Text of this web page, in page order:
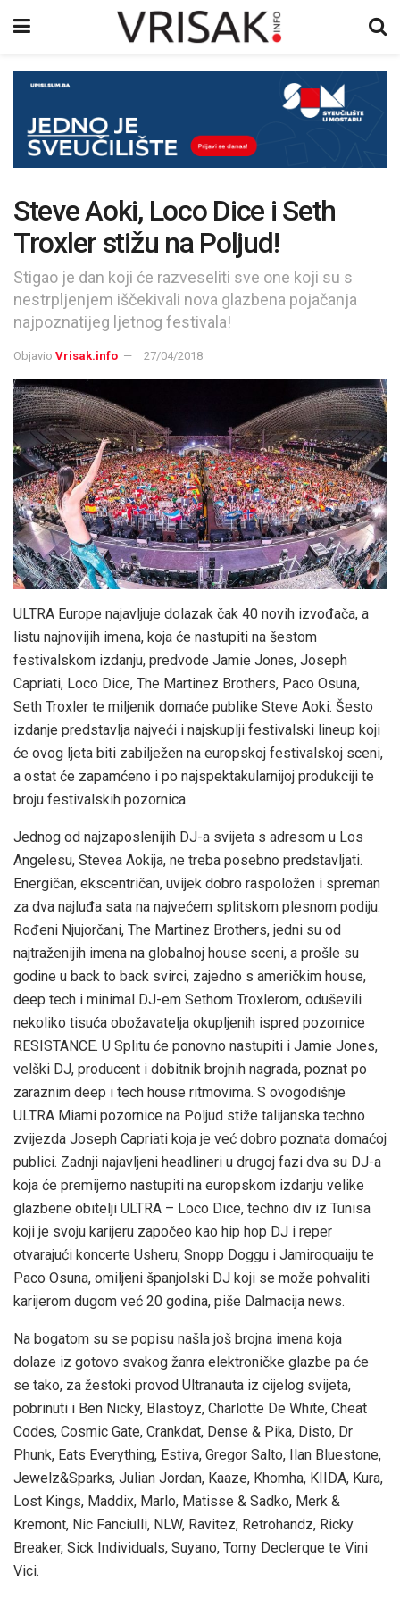
Steve Aoki, Loco Dice i Seth
Troxler stižu na Poljud!
Stigao je dan koji će razveseliti sve one koji su s
nestrpljenjem iščekivali nova glazbena pojačanja
najpoznatijeg ljetnog festivala!
Objavio Vrisak.info 27/04/2018
ULTRA Europe najavljuje dolazak čak 40 novih izvođača, a
listu najnovijih imena, koja će nastupiti na šestom
festivalskom izdanju, predvode Jamie Jones, Joseph
Capriati, Loco Dice, The Martinez Brothers, Paco Osuna,
Seth Troxler te miljenik domaće publike Steve Aoki. Šesto
izdanje predstavlja najveći i najskuplji festivalski lineup koji
će ovog ljeta biti zabilježen na europskoj festivalskoj sceni,
a ostat će zapamćeno i po najspektakularnijoj produkciji te
broju festivalskih pozornica.
Jednog od najzaposlenijih DJ-a svijeta s adresom u Los
Angelesu, Stevea Aokija, ne treba posebno predstavljati.
Energičan, ekscentričan, uvijek dobro raspoložen i spreman
za dva najluđa sata na najvećem splitskom plesnom podiju.
Rođeni Njujorčani, The Martinez Brothers, jedni su od
najtraženijih imena na globalnoj house sceni, a prošle su
godine u back to back svirci, zajedno s američkim house,
deep tech i minimal DJ-em Sethom Troxlerom, oduševili
nekoliko tisuća obožavatelja okupljenih ispred pozornice
RESISTANCE. U Splitu će ponovno nastupiti i Jamie Jones,
velški DJ, producent i dobitnik brojnih nagrada, poznat po
zaraznim deep i tech house ritmovima. S ovogodišnje
ULTRA Miami pozornice na Poljud stiže talijanska techno
zvijezda Joseph Capriati koja je već dobro poznata domaćoj
publici. Zadnji najavljeni headlineri u drugoj fazi dva su DJ-a
koja će premijerno nastupiti na europskom izdanju velike
glazbene obitelji ULTRA – Loco Dice, techno div iz Tunisa
koji je svoju karijeru započeo kao hip hop DJ i reper
otvarajući koncerte Usheru, Snopp Doggu i Jamiroquaiju te
Paco Osuna, omiljeni španjolski DJ koji se može pohvaliti
karijerom dugom već 20 godina, piše Dalmacija news.
Na bogatom su se popisu našla još brojna imena koja
dolaze iz gotovo svakog žanra elektroničke glazbe pa će
se tako, za žestoki provod Ultranauta iz cijelog svijeta,
pobrinuti i Ben Nicky, Blastoyz, Charlotte De White, Cheat
Codes, Cosmic Gate, Crankdat, Dense & Pika, Disto, Dr
Phunk, Eats Everything, Estiva, Gregor Salto, Ilan Bluestone,
Jewelz&Sparks, Julian Jordan, Kaaze, Khomha, KIIDA, Kura,
Lost Kings, Maddix, Marlo, Matisse & Sadko, Merk &
Kremont, Nic Fanciulli, NLW, Ravitez, Retrohandz, Ricky
Breaker, Sick Individuals, Suyano, Tomy Declerque te Vini
Vici.